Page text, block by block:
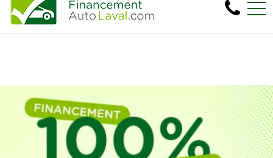
Plus de 600 véhicules! 100%
450, boul. Cartier Ouest, Laval, QC, CA H7N 2L6
EN